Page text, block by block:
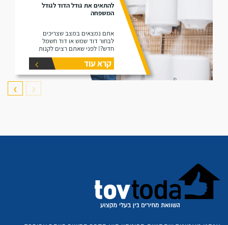
להתאים את גודל הדוד לגודל
המשפחה
אתם נמצאים במצב שצריכים
לבחור דוד שמש או דוד חשמל
חדש?! לפני שאתם רצים לקנות
דוד תקרו את המאמר זה הוא נותן
את המידע הפורט על נפחים שונים
של דודים ואיזה דוד הכי יתאים
עבורכם.
קרא עוד
❮
❯